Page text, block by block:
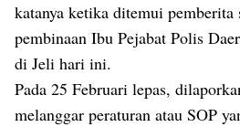
katanya ketika ditemui pemberita
pembinaan Ibu Pejabat Polis
di Jeli hari ini.
Pada 25 Februari lepas,
melanggar peraturan atau SOP